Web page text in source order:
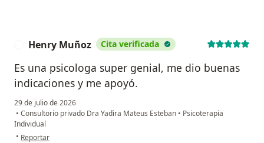
Henry Muñoz Cita verificada
Es una psicologa super genial, me dio buenas
indicaciones y me apoyó.
29 de julio de 2026
• Consultorio privado Dra Yadira Mateus Esteban • Psicoterapia
Individual
• en opinión del usuario Henry Muñoz
Reportar